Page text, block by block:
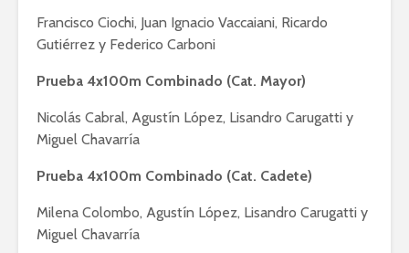
Francisco Ciochi, Juan Ignacio Vaccaiani, Ricardo
Gutiérrez y Federico Carboni
Prueba 4x100m Combinado (Cat. Mayor)
Nicolás Cabral, Agustín López, Lisandro Carugatti y
Miguel Chavarría
Prueba 4x100m Combinado (Cat. Cadete)
Milena Colombo, Agustín López, Lisandro Carugatti y
Miguel Chavarría